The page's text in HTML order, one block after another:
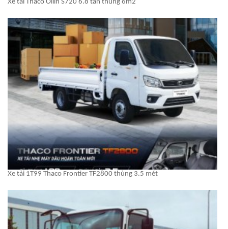
Xe tải Thaco Ollin S720 6.8 tấn thùng 6m2
Xe tải 1T99 Thaco Frontier TF2800 thùng 3.5 mét